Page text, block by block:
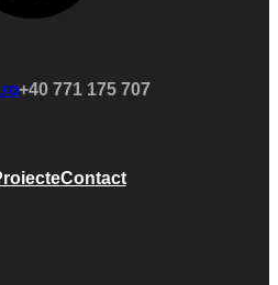
+40 771 175 707
Contact